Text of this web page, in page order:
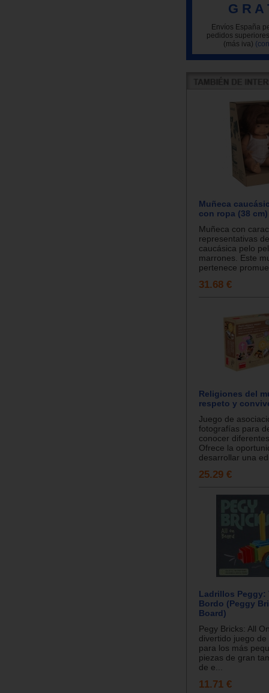
G R A
Envíos España
pedidos
(más iva)
Muñeca
con ropa (38 cm)
Muñeca con
representativas
caucásica pelo
marrones. Este
pertenece
31.68 €
Religiones del
respeto y
Juego de
fotografías para
conocer
Ofrece la
desarrollar una
25.29 €
Ladrillos Peggy:
Bordo (Peggy
Board)
Pegy Bricks: All
divertido juego
para los más
piezas de gran
de e...
11.71 €